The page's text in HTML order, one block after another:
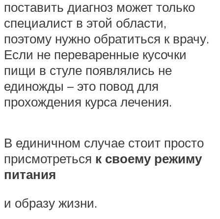
поставить диагноз может только
специалист в этой области,
поэтому нужно обратиться к врачу.
Если не переваренные кусочки
пищи в стуле появлялись не
единожды – это повод для
прохождения курса лечения.
В единичном случае стоит просто
присмотреться к своему режиму
питания
и образу жизни.